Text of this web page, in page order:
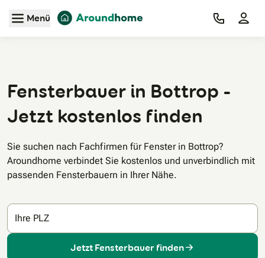
Zum Hauptinhalt
Menü
Fensterbauer in Bottrop -
Jetzt kostenlos finden
Sie suchen nach Fachfirmen für Fenster in Bottrop?
Aroundhome verbindet Sie kostenlos und unverbindlich mit
passenden Fensterbauern in Ihrer Nähe.
Ihre PLZ
Jetzt Fensterbauer finden